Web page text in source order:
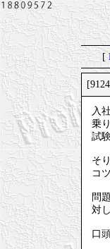
[
入
乗
試
そ
コ
問
対
口